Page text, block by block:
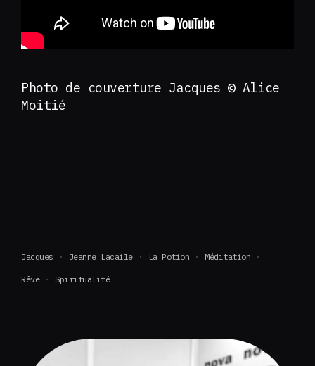
Photo de couverture Jacques © Alice
Moitié
Jacques Jeanne Lacaile La Potion Méditation
Rêve Spiritualité